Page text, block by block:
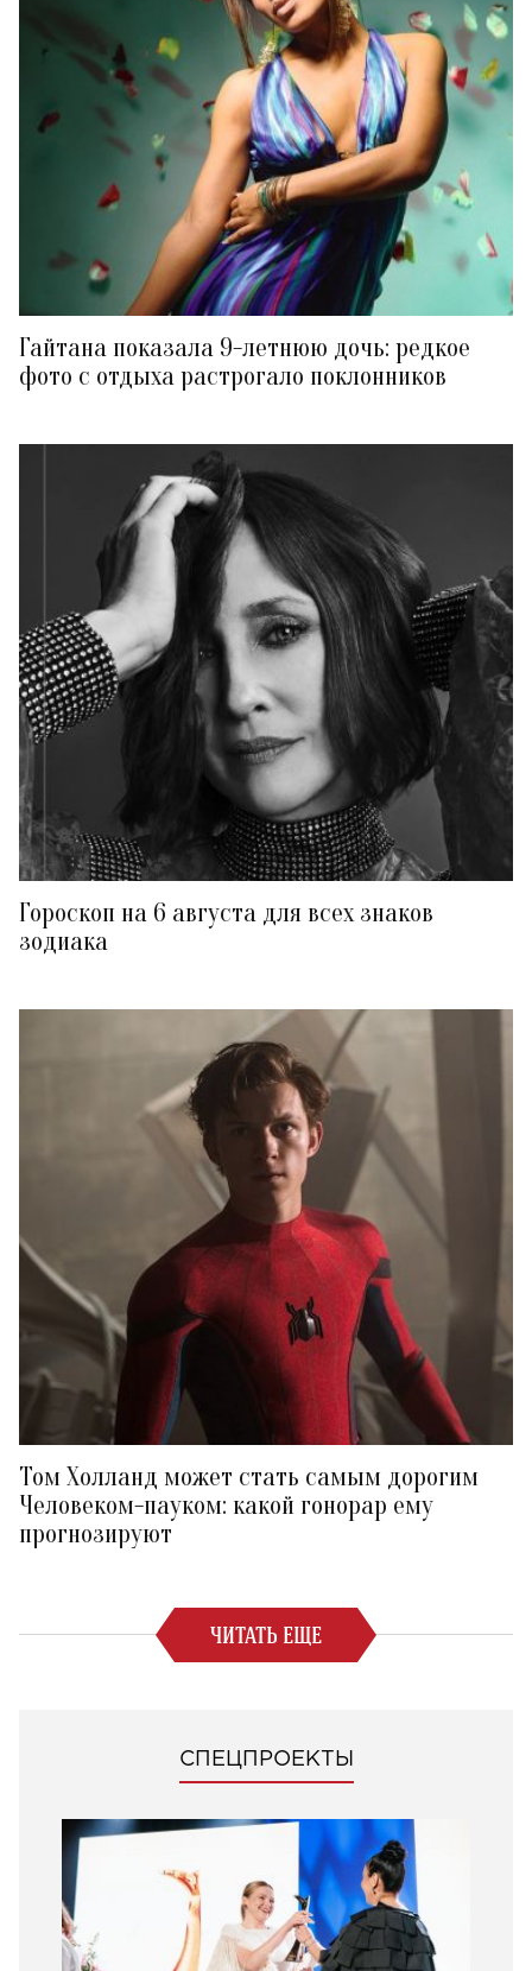
Гайтана показала 9-летнюю дочь: редкое
фото с отдыха растрогало поклонников
Гороскоп на 6 августа для всех знаков
зодиака
Том Холланд может стать самым дорогим
Человеком-пауком: какой гонорар ему
прогнозируют
ЧИТАТЬ ЕЩЕ
СПЕЦПРОЕКТЫ